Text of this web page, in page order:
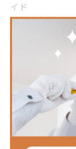
イド
2026/06/28
電気工事の手
つま町で実務
の流れ徹底ガイ
2026/06/21
電気工事の感
りがいや安全